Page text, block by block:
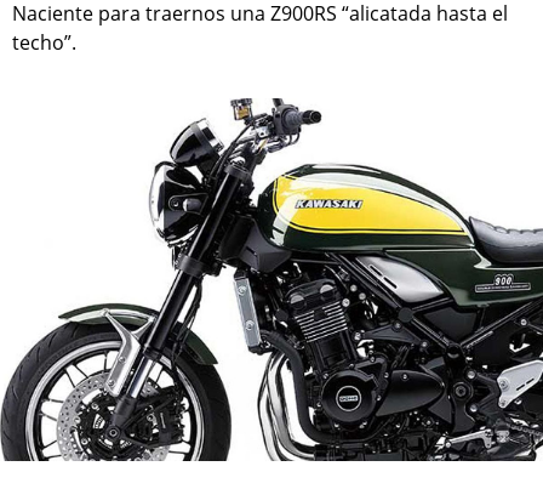
Naciente para traernos una Z900RS “alicatada hasta el
techo”.